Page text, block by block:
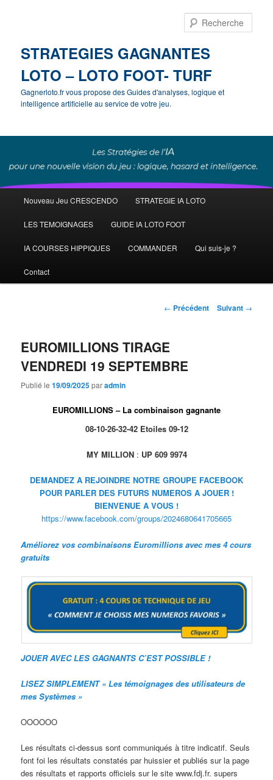
STRATEGIES GAGNANTES
LOTO – LOTO FOOT- TURF
Gagnerloto.fr vous propose des Guides d'analyses, logique et
intelligence artificielle au service de votre jeu.
principal
Aller
au
contenu
Nouveau Jeu CRESCENDO STRATEGIE IA LOTO
LES TEMOIGNAGES GUIDE IA LOTO FOOT
IA COURSES HIPPIQUES COMMANDER Qui suis-je ?
Contact
Navigation
← Précédent Suivant →
EUROMILLIONS TIRAGE
VENDREDI 19 SEPTEMBRE
Publié le19/09/2025paradmin
EUROMILLIONS – La combinaison gagnante
08-10-26-32-42 Etoiles 09-12
MY MILLION: UP 609 9974
DEMANDEZ A REJOINDRE NOTRE GROUPE FACEBOOK
POUR PARLER DES FUTURS NUMEROS A JOUER !
BIENVENUE A VOUS !
https://www.facebook.com/groups/2024680641705665
Améliorez vos combinaisons Euromillions avec mes 4 cours
gratuits
JOUER AVEC LES GAGNANTS C’EST POSSIBLE !
LISEZ SIMPLEMENT « Les témoignages des utilisateurs de
mes Systèmes »
OOOOOO
Les résultats ci-dessus sont communiqués à titre indicatif. Seuls
font foi les résultats constatés par huissier et publiés sur la page
des résultats et rapports officiels sur le site www.fdj.fr. supers